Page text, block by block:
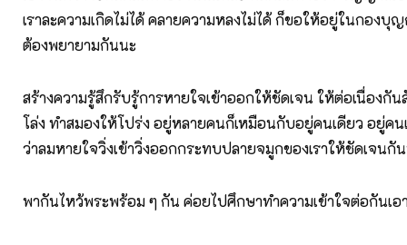
เราละความเกิดไม่ได้ คลายความหลงไม่ได้ ก็ขอให้อยู่ในกองบุญ
ต้องพยายามกันนะ
สร้างความรู้สึกรับรู้การหายใจเข้าออกให้ชัดเจน ให้ต่อเนื่องกั
โล่ง ทำสมองให้โปร่ง อยู่หลายคนก็เหมือนกับอยู่คนเดียว อยู่ค
ว่าลมหายใจวิ่งเข้าวิ่งออกกระทบปลายจมูกของเราให้ชัดเจนกั
พากันไหว้พระพร้อม ๆ กัน ค่อยไปศึกษาทำความเข้าใจต่อกันเอ